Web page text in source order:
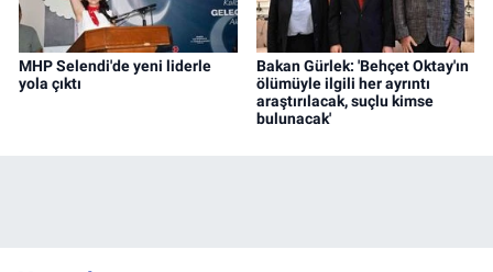
MHP Selendi'de yeni liderle
yola çıktı
Bakan Gürlek: 'Behçet Oktay'ın
ölümüyle ilgili her ayrıntı
araştırılacak, suçlu kimse
bulunacak'